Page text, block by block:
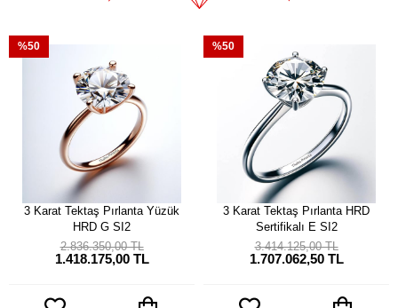
3 Karat Tektaş Pırlanta Yüzük
HRD G SI2
1.418.175,00 TL
2.836.350,00 TL
%50
3 Karat Tektaş Pırlanta HRD
Sertifikalı E SI2
1.707.062,50 TL
3.414.125,00 TL
%50